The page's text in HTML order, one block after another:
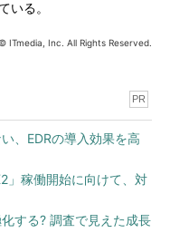
いる。
ITmedia, Inc. All Rights Reserved.
PR
、EDRの導入効果を高
」稼働開始に向けて、対
する? 調査で見えた成長